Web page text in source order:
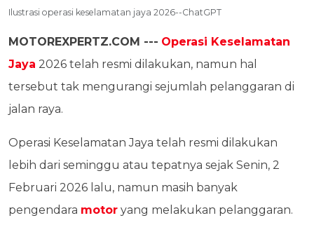
Ilustrasi operasi keselamatan jaya 2026--ChatGPT
MOTOREXPERTZ.COM --- Operasi Keselamatan
Jaya 2026 telah resmi dilakukan, namun hal
tersebut tak mengurangi sejumlah pelanggaran di
jalan raya.
Operasi Keselamatan Jaya telah resmi dilakukan
lebih dari seminggu atau tepatnya sejak Senin, 2
Februari 2026 lalu, namun masih banyak
pengendara motor yang melakukan pelanggaran.